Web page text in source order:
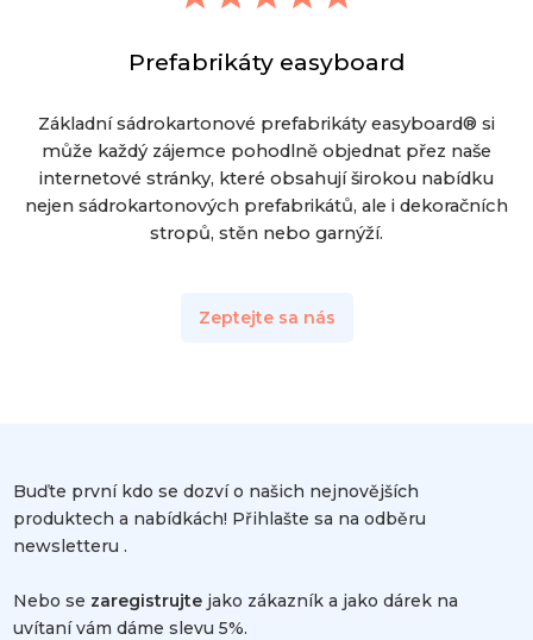
Prefabrikáty easyboard
Základní sádrokartonové prefabrikáty easyboard® si
může každý zájemce pohodlně objednat přez naše
internetové stránky, které obsahují širokou nabídku
nejen sádrokartonových prefabrikátů, ale i dekoračních
stropů, stěn nebo garnýží.
Zeptejte sa nás
Buďte první kdo se dozví o našich nejnovějších
produktech a nabídkách! Přihlašte sa na odběru
newsletteru .
Nebo se zaregistrujte jako zákazník a jako dárek na
uvítaní vám dáme slevu 5%.